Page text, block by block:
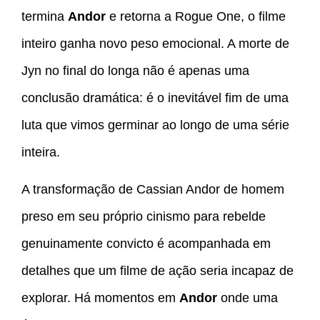
termina Andor e retorna a Rogue One, o filme
inteiro ganha novo peso emocional. A morte de
Jyn no final do longa não é apenas uma
conclusão dramática: é o inevitável fim de uma
luta que vimos germinar ao longo de uma série
inteira.
A transformação de Cassian Andor de homem
preso em seu próprio cinismo para rebelde
genuinamente convicto é acompanhada em
detalhes que um filme de ação seria incapaz de
explorar. Há momentos em Andor onde uma